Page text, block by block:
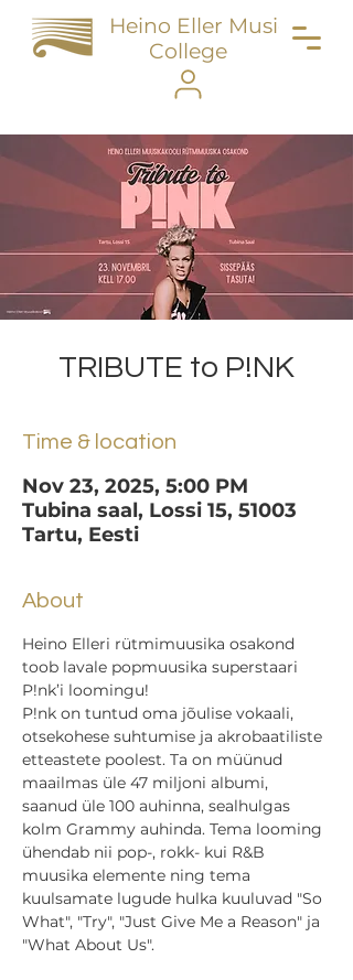
Heino Eller Music
College
TRIBUTE to P!NK
Time & location
Nov 23, 2025, 5:00 PM
Tubina saal, Lossi 15, 51003
Tartu, Eesti
About
Heino Elleri rütmimuusika osakond
toob lavale popmuusika superstaari
P!nk’i loomingu!
P!nk on tuntud oma jõulise vokaali,
otsekohese suhtumise ja akrobaatiliste
etteastete poolest. Ta on müünud
maailmas üle 47 miljoni albumi,
saanud üle 100 auhinna, sealhulgas
kolm Grammy auhinda. Tema looming
ühendab nii pop-, rokk- kui R&B
muusika elemente ning tema
kuulsamate lugude hulka kuuluvad "So
What", "Try", "Just Give Me a Reason" ja
"What About Us".